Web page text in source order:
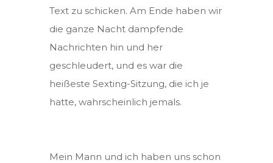
Text zu schicken. Am Ende haben wir
die ganze Nacht dampfende
Nachrichten hin und her
geschleudert, und es war die
heißeste Sexting-Sitzung, die ich je
hatte, wahrscheinlich jemals.
Mein Mann und ich haben uns schon